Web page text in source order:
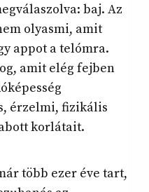
baj. Az
olyasmi, amit
appot a telómra.
amit elég fejben
érzelmi, fizikális
korlátait.
több ezer éve tart,